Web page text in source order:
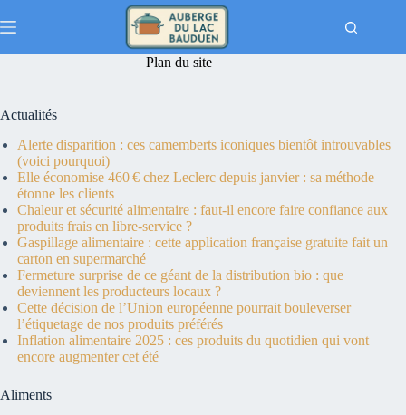
au
Plan du site
Actualités
Alerte disparition : ces camemberts iconiques bientôt introuvables
(voici pourquoi)
Elle économise 460 € chez Leclerc depuis janvier : sa méthode
étonne les clients
Chaleur et sécurité alimentaire : faut-il encore faire confiance aux
produits frais en libre-service ?
Gaspillage alimentaire : cette application française gratuite fait un
carton en supermarché
Fermeture surprise de ce géant de la distribution bio : que
deviennent les producteurs locaux ?
Cette décision de l’Union européenne pourrait bouleverser
l’étiquetage de nos produits préférés
Inflation alimentaire 2025 : ces produits du quotidien qui vont
encore augmenter cet été
Aliments